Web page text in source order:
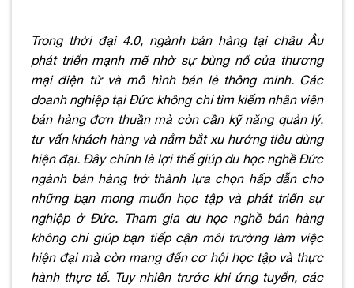
Trong thời đại 4.0, ngành bán hàng tại châu Âu
phát triển mạnh mẽ nhờ sự bùng nổ của thương
mại điện tử và mô hình bán lẻ thông minh. Các
doanh nghiệp tại Đức không chỉ tìm kiếm nhân viên
bán hàng đơn thuần mà còn cần kỹ năng quản lý,
tư vấn khách hàng và nắm bắt xu hướng tiêu dùng
hiện đại. Đây chính là lợi thế giúp du học nghề Đức
ngành bán hàng trở thành lựa chọn hấp dẫn cho
những bạn mong muốn học tập và phát triển sự
nghiệp ở Đức. Tham gia du học nghề bán hàng
không chỉ giúp bạn tiếp cận môi trường làm việc
hiện đại mà còn mang đến cơ hội học tập và thực
hành thực tế. Tuy nhiên trước khi ứng tuyển, các